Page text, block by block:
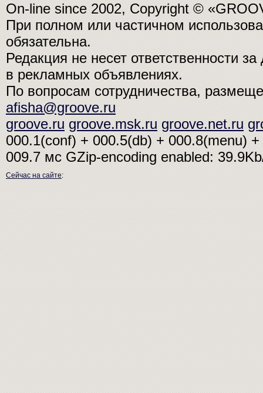
On-line since 2002, Copyright ©
При полном или частичном
обязательна.
Редакция не несет ответственности
в рекламных объявлениях.
По вопросам сотрудничества,
afisha@groove.ru
groove.ru groove.msk.ru groove.net.ru
000.1(conf) + 000.5(db) + 000.8(menu)
009.7 мсGZip-encoding enabled:
Сейчас на сайте: